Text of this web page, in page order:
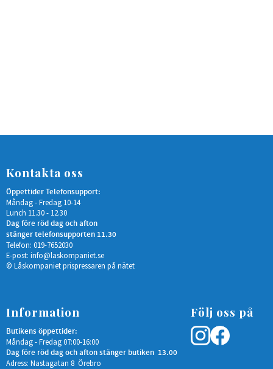
Kontakta oss
Öppettider Telefonsupport:
Måndag - Fredag 10-14
Lunch 11.30 - 12.30
Dag före röd dag och afton
stänger telefonsupporten 11.30
Telefon: 019-7652030
E-post: info@laskompaniet.se
© Låskompaniet prispressaren på nätet
Information
Butikens öppettider:
Måndag - Fredag 07:00-16:00
Dag före röd dag och afton stänger butiken 13.00
Adress: Nastagatan 8 Örebro
Följ oss på